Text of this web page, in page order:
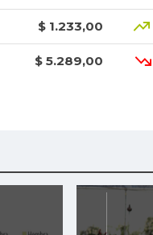
$ 1.233,00
$ 5.289,00